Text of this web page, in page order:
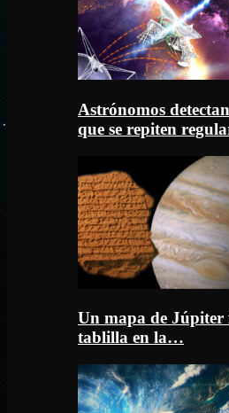
Astrónomos
que se repiten
Un mapa de Júpiter
tablilla en la…